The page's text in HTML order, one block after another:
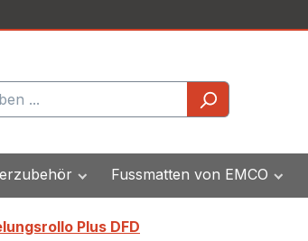
Fussmatten von EMCO
Plus DFD